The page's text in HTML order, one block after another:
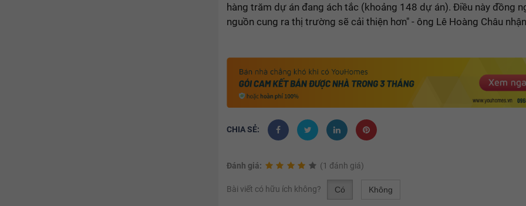
hàng trăm dự án đang ách tắc (khoảng 148 dự án). Điều này đồng
nguồn cung ra thị trường sẽ cải thiện hơn" - ông Lê Hoàng Châu
CHIA SẺ:
Đánh giá: (1 đánh giá)
Bài viết có hữu ích không? Có Không